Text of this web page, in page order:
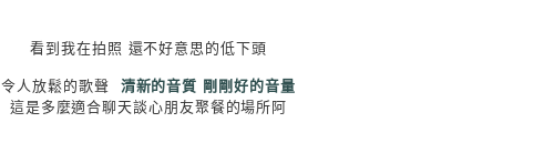
看到我在拍照 還不好意思的低下頭
令人放鬆的歌聲 清新的音質 剛剛好的音量
這是多麼適合聊天談心朋友聚餐的場所阿